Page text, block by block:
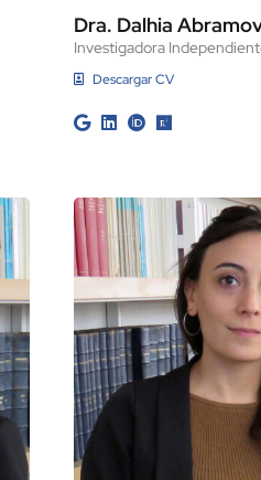
Dra. Dalhia
Investigadora
Descargar CV